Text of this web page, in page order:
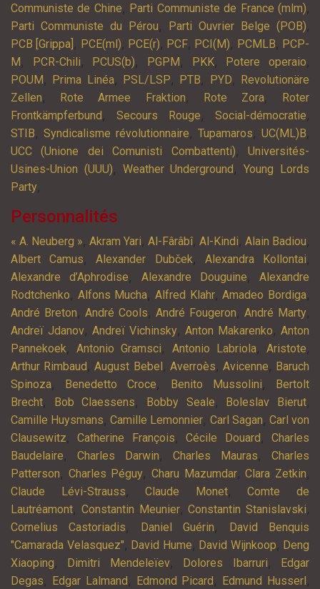
Communiste de Chine, Parti Communiste de France (mlm),
Parti Communiste du Pérou, Parti Ouvrier Belge (POB),
PCB [Grippa] , PCE(ml), PCE(r), PCF, PCI(M), PCMLB, PCP-
M , PCR-Chili, PCUS(b), PGPM , PKK, Potere operaio,
POUM , Prima Linéa, PSL/LSP, PTB, PYD,
Revolutionäre
Zellen, Rote Armee Fraktion, Rote Zora,
Roter
Frontkämpferbund , Secours Rouge, Social-démocratie,
STIB, Syndicalisme révolutionnaire, Tupamaros, UC(ML)B,
UCC (Unione dei Comunisti Combattenti),Universités-
Usines-Union (UUU), Weather Underground ,Young Lords
Party,
Personnalités
« A. Neuberg », Akram Yari, Al-Fârâbî, Al-Kindi, Alain Badiou,
Albert Camus,Alexander Dubček, Alexandra Kollontai,
Alexandre d’Aphrodise, Alexandre Douguine, Alexandre
Rodtchenko, Alfons Mucha,Alfred Klahr,Amadeo Bordiga,
André Breton, André Cools, André Fougeron, André Marty,
Andreï Jdanov, Andreï Vichinsky, Anton Makarenko, Anton
Pannekoek,Antonio Gramsci, Antonio Labriola,Aristote,
Arthur Rimbaud ,August Bebel , Averroès, Avicenne, Baruch
Spinoza, Benedetto Croce, Benito Mussolini,
Bertolt
Brecht, Bob Claessens, Bobby Seale, Boleslav Bierut,
Camille Huysmans,Camille Lemonnier, Carl Sagan, Carl von
Clausewitz,Catherine François,Cécile Douard ,Charles
Baudelaire, Charles Darwin, Charles Mauras, Charles
Patterson, Charles Péguy,Charu Mazumdar,Clara Zetkin,
Claude Lévi-Strauss,Claude Monet,Comte de
Lautréamont, Constantin Meunier,Constantin Stanislavski,
Cornelius Castoriadis, Daniel Guérin,
David Benquis
"Camarada Velasquez", David Hume, David Wijnkoop, Deng
Xiaoping, Dimitri Mendeleïev, Dolores Ibarruri,
Edgar
Degas, Edgar Lalmand , Edmond Picard , Edmund Husserl ,